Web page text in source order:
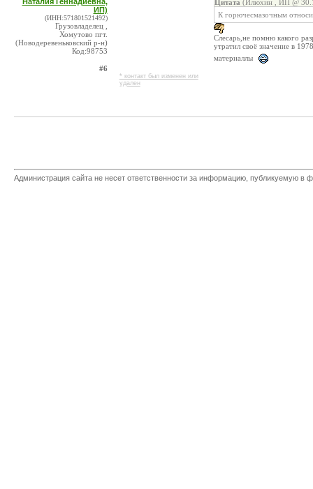
ИП)
(ИНН:571801521492)
Грузовладелец ,
Хомутово пгт.
(Новодеревеньковский р-н)
Код:98753
#6
* контакт был изменен или
удален
Цитата (Илюхин , ИП @
К горючесмазочным
Слесарь,не помню какого
утратил своё значение в
материаллы
Администрация сайта не несет ответственности за информацию, публикуемую